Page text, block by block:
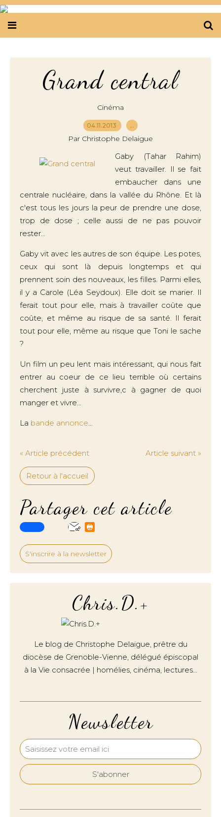
Grand central
Cinéma
04.11.2013 …
Par Christophe Delaigue
Gaby (Tahar Rahim)
veut travailler. Il se fait
embaucher dans une
centrale nucléaire, dans la vallée du Rhône. Et là
c'est tous les jours la peur de prendre une dose,
trop de dose ; celle aussi de ne pas pouvoir
rester...
Gaby vit avec les autres de son équipe. Les potes,
ceux qui sont là depuis longtemps et qui
prennent soin des nouveaux, les filles. Parmi elles,
il y a Carole (Léa Seydoux). Elle doit se marier. Il
ferait tout pour elle, mais à travailler coûte que
coûte, et même au risque de sa santé. Il ferait
tout pour elle, même au risque que Toni le sache
?
Un film un peu lent mais intéressant, qui nous fait
entrer au coeur de ce lieu terrible où certains
cherchent juste à survivre,c à gagner de quoi
manger et vivre...
La bande annonce...
« Article précédent Article suivant »
Retour à l'accueil
Partager cet article
S'inscrire à la newsletter
Newsletter
Chris.D.+
Le blog de Christophe Delaigue, prêtre du
diocèse de Grenoble-Vienne, délégué épiscopal
à la Vie consacrée | homélies, cinéma, lectures…